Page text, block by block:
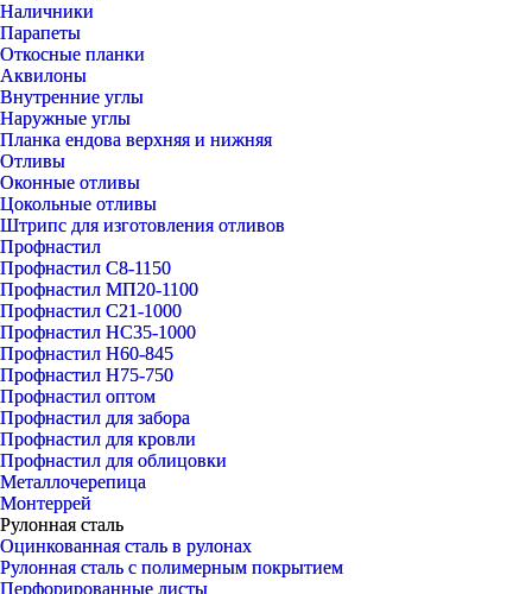
Наличники
Парапеты
Откосные планки
Аквилоны
Внутренние углы
Наружные углы
Планка ендова верхняя и нижняя
Отливы
Оконные отливы
Цокольные отливы
Штрипс для изготовления отливов
Профнастил
Профнастил С8-1150
Профнастил МП20-1100
Профнастил С21-1000
Профнастил НС35-1000
Профнастил Н60-845
Профнастил Н75-750
Профнастил оптом
Профнастил для забора
Профнастил для кровли
Профнастил для облицовки
Металлочерепица
Монтеррей
Рулонная сталь
Оцинкованная сталь в рулонах
Рулонная сталь с полимерным покрытием
Перфорированные листы